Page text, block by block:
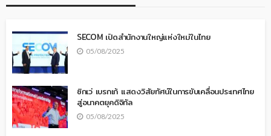
SECOM เปิดสำนักงานใหญ่แห่งใหม่ในไทย
05/08/2025
ซิกเว่ เบรกเก้ แสดงวิสัยทัศน์ในการขับเคลื่อนประเทศไทย
สู่อนาคตยุคดิจิทัล
05/08/2025